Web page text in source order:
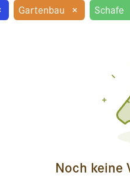
Gartenbau × Schafe
Noch keine